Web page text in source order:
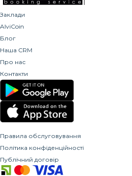
Заклади
AlviCoin
Блог
Наша CRM
Про нас
Контакти
Правила обслуговування
Політика конфіденційності
Публічний договір